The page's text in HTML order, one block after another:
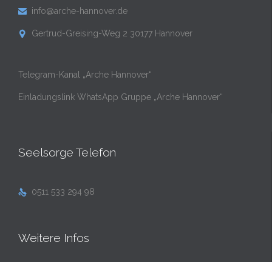
 info@arche-hannover.de
 Gertrud-Greising-Weg 2 30177 Hannover
Telegram-Kanal „Arche Hannover“
Einladungslink WhatsApp Gruppe „Arche Hannover“
Seelsorge Telefon
 0511 533 294 98
Weitere Infos